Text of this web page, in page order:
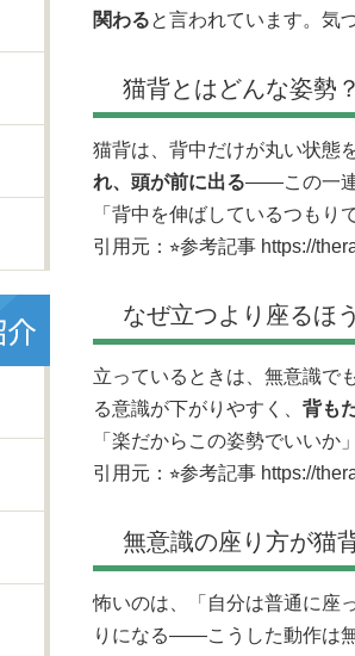
関わると言われています。気
猫背とはどんな姿勢
猫背は、背中だけが丸い状態
れ、頭が前に出る――この一連
「背中を伸ばしているつもり
引用元：⭐︎参考記事 https://
なぜ立つより座るほ
立っているときは、無意識で
る意識が下がりやすく、 背も
「楽だからこの姿勢でいいか
引用元：⭐︎参考記事 https://
無意識の座り方が猫
怖いのは、「自分は普通に座
りになる――こうした動作は